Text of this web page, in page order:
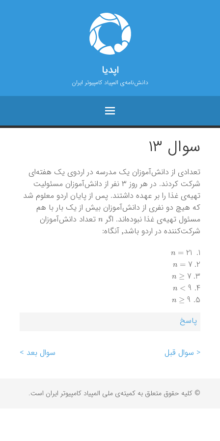
اپدیا
دانش‌نامه‌ی المپیاد کامپیوتر ایران
سوال ۱۳
تعدادی از دانش‌آموزان یک مدرسه در اردوی یک هفته‌ای
شرکت کردند. در هر روز ۳ نفر از دانش‌‌آموزان مسئولیت
تهیه‌ی غذا را بر عهده داشتند. پس از پایان اردو معلوم شد
که هیچ دو نفری از دانش‌آموزان بیش از یک بار با هم
مسئول تهیه‌ی غذا نبوده‌اند. اگر nتعداد دانش‌آموزان
شرکت‌کننده در اردو باشد٬ آنگاه:
21
n
n≥7
n <9
n≥9
پاسخ
< سوال قبل سوال بعد >
© کلیه حقوق متعلق به کمیته‌ی ملی المپیاد کامپیوتر ایران است.